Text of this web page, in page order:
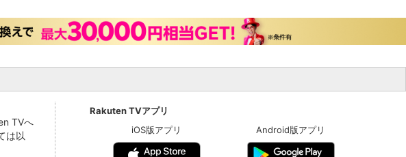
TVへ
は以
Rakuten TVアプリ
iOS版アプリ
Android版アプリ